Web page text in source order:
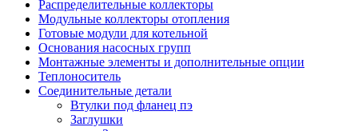
Распределительные коллекторы
Модульные коллекторы отопления
Готовые модули для котельной
Основания насосных групп
Монтажные элементы и дополнительные опции
Теплоноситель
Соединительные детали
Втулки под фланец пэ
Заглушки